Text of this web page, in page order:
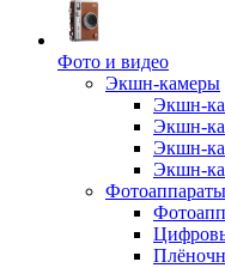
Фото и видео
Экшн-камеры
Экшн-
Экшн-
Экшн-
Экшн-
Фотоаппараты